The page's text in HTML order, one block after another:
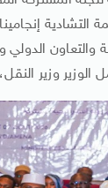
والتعاون الدولي
وزير